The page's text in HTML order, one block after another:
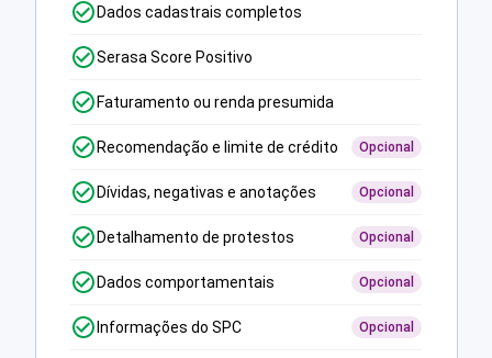
Dados cadastrais completos
Serasa Score Positivo
Faturamento ou renda presumida
Recomendação e limite de crédito Opcional
Dívidas, negativas e anotações Opcional
Detalhamento de protestos Opcional
Dados comportamentais Opcional
Informações do SPC Opcional